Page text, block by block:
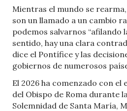
Mientras el mundo se
son un llamado a un cambio
podemos salvarnos “afilando
sentido, hay una clara
dice el Pontífice y las
gobiernos de numerosos
El 2026 ha comenzado con
del Obispo de Roma durante
Solemnidad de Santa María,